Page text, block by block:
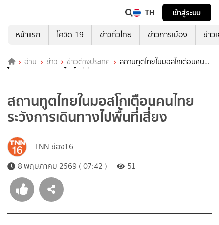
TH
เข้าสู่ระบบ
หน้าแรก
โควิด-19 ข่าวทั่วไทย ข่าวการเมือง ข่าว
อ่าน ข่าว ข่าวต่างประเทศ
สถานทูตไทยในมอสโกเตือนคน
ไทยระวังการเดินทางไปพื้นที่เสี่ยง
สถานทูตไทยในมอสโกเตือนคนไทย
ระวังการเดินทางไปพื้นที่เสี่ยง
TNN ช่อง16
8 พฤษภาคม 2569 ( 07:42 )
51